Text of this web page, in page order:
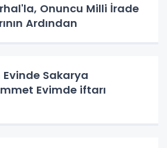
Onuncu Milli İrade
Ardından
Sakarya
Evimde iftarı